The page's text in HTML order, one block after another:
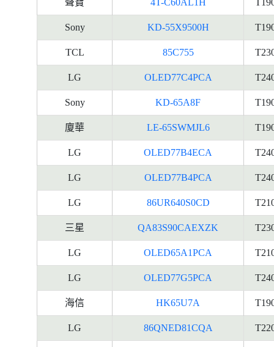
聲寶 4T-C60AL1H
Sony KD-55X9500H
TCL 85C755
LG OLED77C4PCA
Sony KD-65A8F
廈華 LE-65SWMJL6
LG OLED77B4ECA
LG OLED77B4PCA
LG 86UR640S0CD
三星 QA83S90CAEXZK
LG OLED65A1PCA
LG OLED77G5PCA
海信 HK65U7A
LG 86QNED81CQA